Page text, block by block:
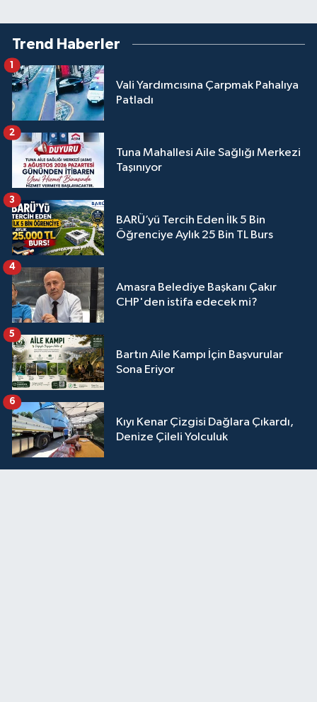
Trend Haberler
Vali Yardımcısına Çarpmak Pahalıya
Patladı
1
Tuna Mahallesi Aile Sağlığı Merkezi
Taşınıyor
2
BARÜ’yü Tercih Eden İlk 5 Bin
Öğrenciye Aylık 25 Bin TL Burs
3
Amasra Belediye Başkanı Çakır
CHP'den istifa edecek mi?
4
Bartın Aile Kampı İçin Başvurular
Sona Eriyor
5
Kıyı Kenar Çizgisi Dağlara Çıkardı,
Denize Çileli Yolculuk
6